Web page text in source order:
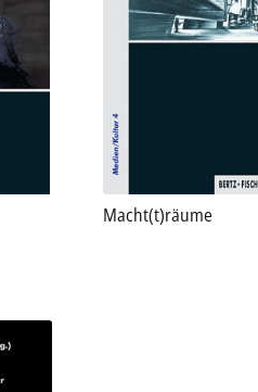
Macht(t)räume